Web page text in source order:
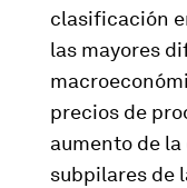
clasificación
las mayores
precios de
aumento de
subpilares de